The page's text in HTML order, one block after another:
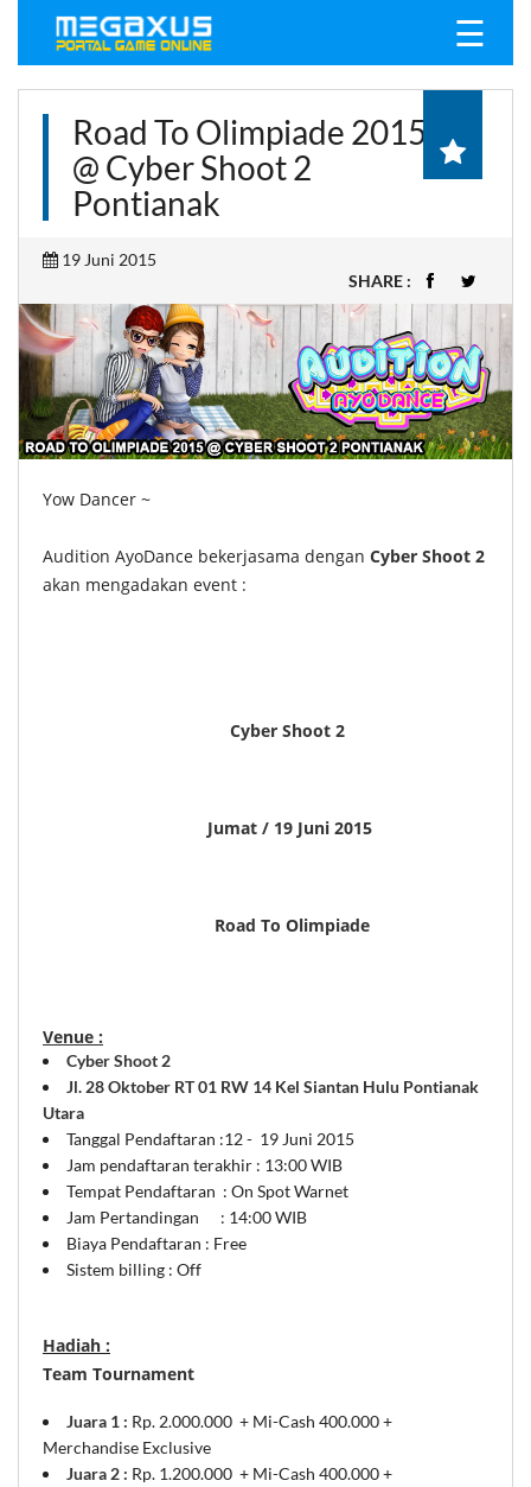
☰
Road To Olimpiade 2015
@ Cyber Shoot 2
Pontianak
19 Juni 2015
SHARE :
Yow Dancer ~
Audition AyoDance bekerjasama dengan Cyber Shoot 2
akan mengadakan event :
Cyber Shoot 2
Jumat / 19 Juni 2015
Road To Olimpiade
Venue :
Cyber Shoot 2
Jl. 28 Oktober RT 01 RW 14 Kel Siantan Hulu Pontianak
Utara
Tanggal Pendaftaran :12 - 19 Juni 2015
Jam pendaftaran terakhir : 13:00 WIB
Tempat Pendaftaran : On Spot Warnet
Jam Pertandingan : 14:00 WIB
Biaya Pendaftaran : Free
Sistem billing : Off
Hadiah :
Team Tournament
Juara 1 : Rp. 2.000.000 + Mi-Cash 400.000 +
Merchandise Exclusive
Juara 2 : Rp. 1.200.000 + Mi-Cash 400.000 +